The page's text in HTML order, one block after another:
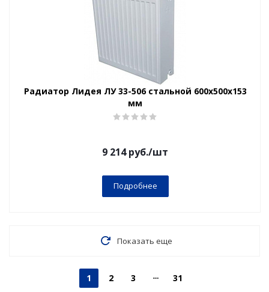
Радиатор Лидея ЛУ 33-506 стальной 600x500x153
мм
9 214руб./шт
Подробнее
Показать еще
1 2 3 31